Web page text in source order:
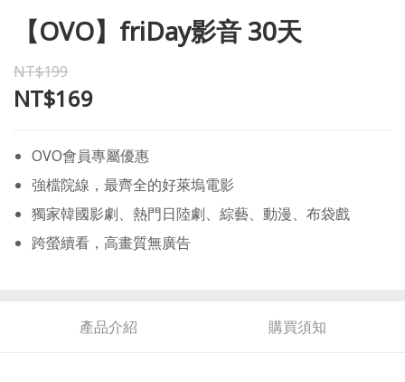
【OVO】friDay影音 30天
NT$199
NT$169
OVO會員專屬優惠
強檔院線，最齊全的好萊塢電影
獨家韓國影劇、熱門日陸劇、綜藝、動漫、布袋戲
跨螢續看，高畫質無廣告
產品介紹 購買須知